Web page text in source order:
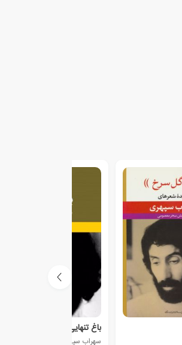
باغ تنهایی
سهراب سپهری